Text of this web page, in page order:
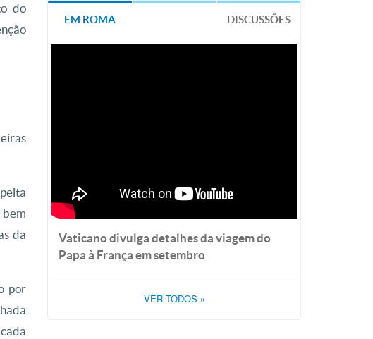
do
da
por
EM ROMA DISCUSSÕES
Vaticano divulga detalhes da viagem do
Papa à França em setembro
VER TODOS »